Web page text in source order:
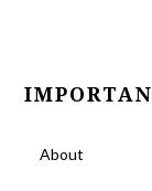
About